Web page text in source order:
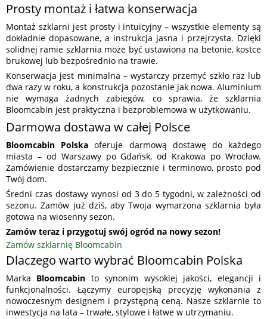
Prosty montaż i łatwa konserwacja
Montaż szklarni jest prosty i intuicyjny – wszystkie elementy są
dokładnie dopasowane, a instrukcja jasna i przejrzysta. Dzięki
solidnej ramie szklarnia może być ustawiona na betonie, kostce
brukowej lub bezpośrednio na trawie.
Konserwacja jest minimalna – wystarczy przemyć szkło raz lub
dwa razy w roku, a konstrukcja pozostanie jak nowa. Aluminium
nie wymaga żadnych zabiegów, co sprawia, że szklarnia
Bloomcabin jest praktyczna i bezproblemowa w użytkowaniu.
Darmowa dostawa w całej Polsce
Bloomcabin Polska oferuje darmową dostawę do każdego
miasta – od Warszawy po Gdańsk, od Krakowa po Wrocław.
Zamówienie dostarczamy bezpiecznie i terminowo, prosto pod
Twój dom.
Średni czas dostawy wynosi od 3 do 5 tygodni, w zależności od
sezonu. Zamów już dziś, aby Twoja wymarzona szklarnia była
gotowa na wiosenny sezon.
Zamów teraz i przygotuj swój ogród na nowy sezon!
Zamów szklarnię Bloomcabin
Dlaczego warto wybrać Bloomcabin Polska
Marka Bloomcabin to synonim wysokiej jakości, elegancji i
funkcjonalności. Łączymy europejską precyzję wykonania z
nowoczesnym designem i przystępną ceną. Nasze szklarnie to
inwestycja na lata – trwałe, stylowe i łatwe w utrzymaniu.